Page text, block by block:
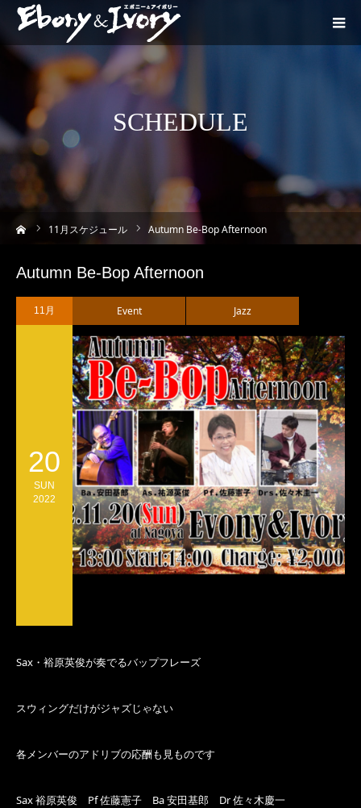
SCHEDULE
11 月スケジュール Autumn Be-Bop Afternoon
Autumn Be-Bop Afternoon
11月
20
SUN
2022
Event Jazz
Sax・裕原英俊が奏でるバップフレーズ
スウィングだけがジャズじゃない
各メンバーのアドリブの応酬も見ものです
Sax 裕原英俊 Pf 佐藤憲子 Ba 安田基郎 Dr 佐々木慶一